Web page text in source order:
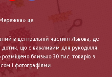
це:
в центральній частині Львова, де
дотик, що є важливим для рукоділля.
близько 30 тис. товарів з
і фотографіями.